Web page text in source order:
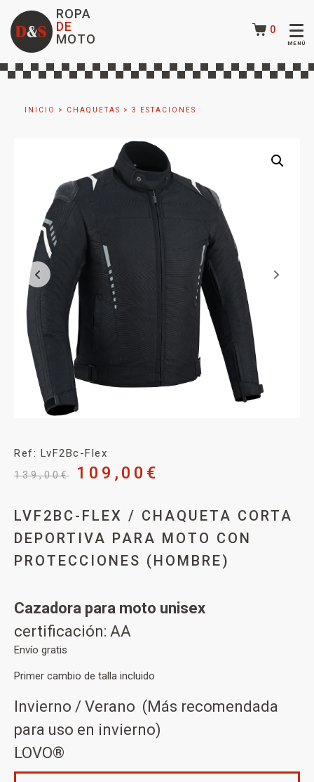
ROPA
DE
MOTO
0
INICIO > CHAQUETAS > 3 ESTACIONES
Ref: LvF2Bc-Flex
139,00€ 109,00 €
LVF2BC-FLEX / CHAQUETA CORTA
DEPORTIVA PARA MOTO CON
PROTECCIONES (HOMBRE)
Cazadora para moto unisex
certificación: AA
Envío gratis
Primer cambio de talla incluido
Invierno / Verano (Más recomendada
para uso en invierno)
LOVO®